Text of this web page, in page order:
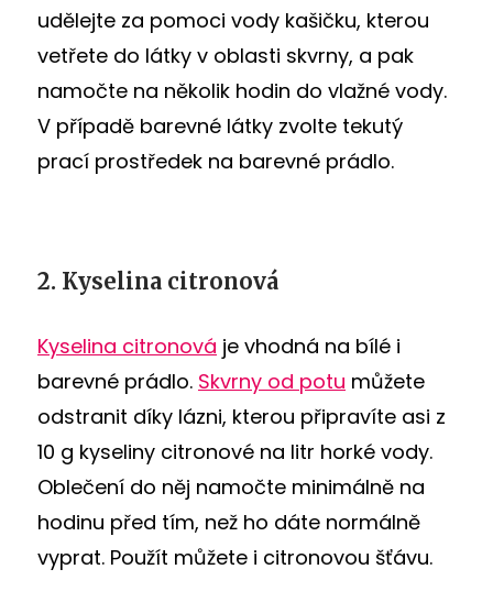
udělejte za pomoci vody kašičku, kterou
vetřete do látky v oblasti skvrny, a pak
namočte na několik hodin do vlažné vody.
V případě barevné látky zvolte tekutý
prací prostředek na barevné prádlo.
2. Kyselina citronová
Kyselina citronová je vhodná na bílé i
barevné prádlo. Skvrny od potu můžete
odstranit díky lázni, kterou připravíte asi z
10 g kyseliny citronové na litr horké vody.
Oblečení do něj namočte minimálně na
hodinu před tím, než ho dáte normálně
vyprat. Použít můžete i citronovou šťávu.